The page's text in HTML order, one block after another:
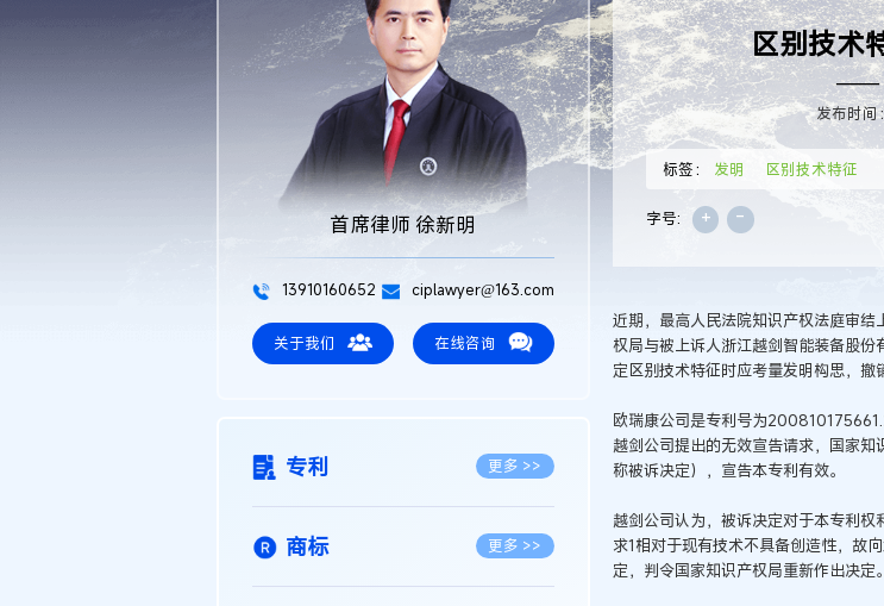
首席律师 徐新明
13910160652 ciplawyer@163.com
关于我们 在线咨询
专利 更多 >>
商标 更多 >>
区别技术
——
发布时
标签： 发明 区别技术特征
字号: + -
近期，最高人民法院知识产权法庭审
权局与被上诉人浙江越剑智能装备股
定区别技术特征时应考量发明构思，撤
欧瑞康公司是专利号为
越剑公司提出的无效宣告请求，国家
称被诉决定），宣告本专利有效。
越剑公司认为，被诉决定对于本专利
求1相对于现有技术不具备创造性，故
定，判令国家知识产权局重新作出决定。